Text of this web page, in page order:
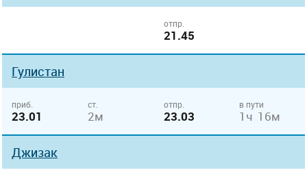
отпр.
21.45
Гулистан
приб.
23.01
ст.
2м
отпр.
23.03
в пути
1ч 16м
Джизак